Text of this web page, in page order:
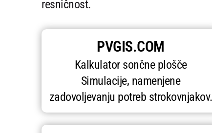
resničnost.
PVGIS.COM
Kalkulator sončne plošče
Simulacije, namenjene
zadovoljevanju potreb strokovnjakov.